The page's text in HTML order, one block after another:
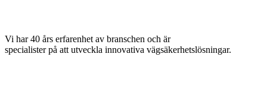
Vi har 40 års erfarenhet av branschen och är
specialister på att utveckla innovativa vägsäkerhetslösningar.